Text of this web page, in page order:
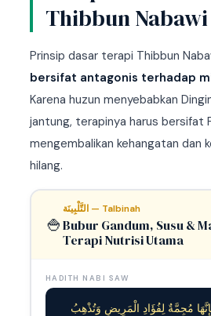
Thibbun Nabawi
Prinsip dasar terapi Thibbun
bersifat antagonis terhadap
Karena huzun menyebabkan
jantung, terapinya harus bersifat
mengembalikan kehangatan dan
hilang.
🍚
التَّلْبِينَة — Talbinah
Bubur Gandum, Susu &
Terapi Nutrisi Utama
HADITH NABI SAW
فَإِنَّهَا مُجِمَّةٌ لِفُؤَادِ الْمَرِيضِ وَتُذْهِبُ